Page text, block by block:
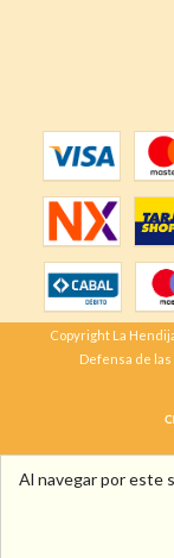
Al navegar por este
Copyright La
Defensa de